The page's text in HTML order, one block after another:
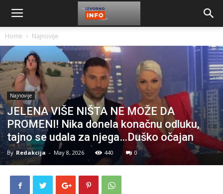
Home Najnovije
Najnovije
JELENA VIŠE NIŠTA NE MOŽE DA
PROMENI! Nika donela konačnu odluku,
tajno se udala za njega…Duško očajan
By Redakcija - May 8, 2026 440 0